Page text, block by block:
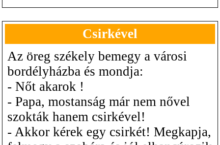
Csirkével
Az öreg székely bemegy a városi
bordélyházba és mondja:
- Nőt akarok !
- Papa, mostanság már nem nővel
szokták hanem csirkével!
- Akkor kérek egy csirkét! Megkapja,